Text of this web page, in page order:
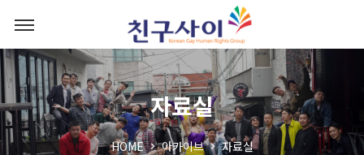
자료실
HOME 아카이브 자료실